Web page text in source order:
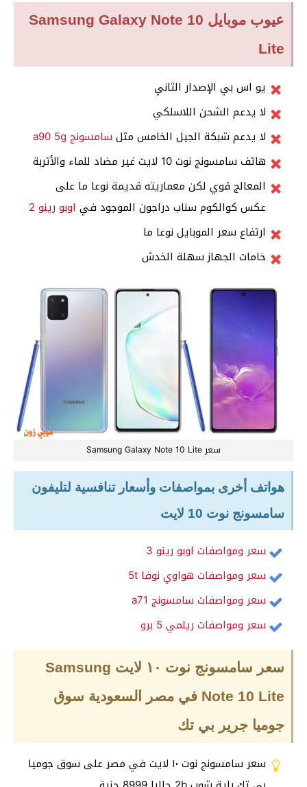
عيوب موبايل Samsung Galaxy Note 10
Lite
يو اس بي الإصدار الثاني
لا يدعم الشحن اللاسلكي
لا يدعم شبكة الجيل الخامس مثل سامسونج a90 5g
هاتف سامسونج نوت 10 لايت غير مضاد للماء والأتربة
المعالج قوي لكن معماريته قديمة نوعا ما على
عكس كوالكوم سناب دراجون الموجود في اوبو رينو 2
ارتفاع سعر الموبايل نوعا ما
خامات الجهاز سهلة الخدش
سعر Samsung Galaxy Note 10 Lite
هواتف أخرى بمواصفات وأسعار تنافسية لتليفون
سامسونج نوت 10 لايت
سعر ومواصفات اوبو رينو 3
سعر ومواصفات هواوي نوفا 5t
سعر ومواصفات سامسونج a71
سعر ومواصفات ريلمي 5 برو
سعر سامسونج نوت ١٠ لايت Samsung
Note 10 Lite في مصر السعودية سوق
جوميا جرير بي تك
سعر سامسونج نوت ١٠ لايت في مصر على سوق جوميا